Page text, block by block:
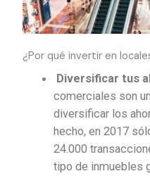
¿Por qué invertir en
Diversificar tus
comerciales son
diversificar los
hecho, en 2017
24.000
tipo de inmuebles